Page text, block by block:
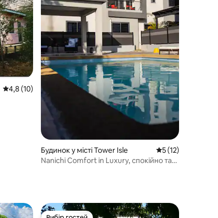
Середня оцінка: 4,8 з 5, відгуки: 10
4,8 (10)
Будинок у місті Tower Isle Середня оцінка: 5
5 (12)
Nanichi Comfort in Luxury, спокійно та